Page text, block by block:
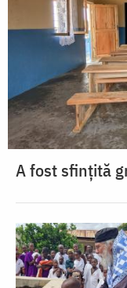
A fost sfințită